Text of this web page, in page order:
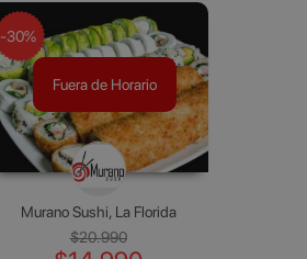
Fuera de Horario
-30%
Murano Sushi, La Florida
$20.990